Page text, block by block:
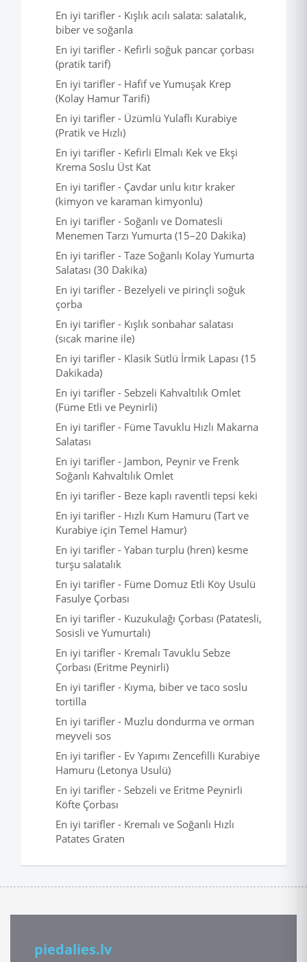
En iyi tarifler - Kışlık acılı salata: salatalık,
biber ve soğanla
En iyi tarifler - Kefirli soğuk pancar çorbası
(pratik tarif)
En iyi tarifler - Hafif ve Yumuşak Krep
(Kolay Hamur Tarifi)
En iyi tarifler - Üzümlü Yulaflı Kurabiye
(Pratik ve Hızlı)
En iyi tarifler - Kefirli Elmalı Kek ve Ekşi
Krema Soslu Üst Kat
En iyi tarifler - Çavdar unlu kıtır kraker
(kimyon ve karaman kimyonlu)
En iyi tarifler - Soğanlı ve Domatesli
Menemen Tarzı Yumurta (15–20 Dakika)
En iyi tarifler - Taze Soğanlı Kolay Yumurta
Salatası (30 Dakika)
En iyi tarifler - Bezelyeli ve pirinçli soğuk
çorba
En iyi tarifler - Kışlık sonbahar salatası
(sıcak marine ile)
En iyi tarifler - Klasik Sütlü İrmik Lapası (15
Dakikada)
En iyi tarifler - Sebzeli Kahvaltılık Omlet
(Füme Etli ve Peynirli)
En iyi tarifler - Füme Tavuklu Hızlı Makarna
Salatası
En iyi tarifler - Jambon, Peynir ve Frenk
Soğanlı Kahvaltılık Omlet
En iyi tarifler - Beze kaplı raventli tepsi keki
En iyi tarifler - Hızlı Kum Hamuru (Tart ve
Kurabiye için Temel Hamur)
En iyi tarifler - Yaban turplu (hren) kesme
turşu salatalık
En iyi tarifler - Füme Domuz Etli Köy Usulü
Fasulye Çorbası
En iyi tarifler - Kuzukulağı Çorbası (Patatesli,
Sosisli ve Yumurtalı)
En iyi tarifler - Kremalı Tavuklu Sebze
Çorbası (Eritme Peynirli)
En iyi tarifler - Kıyma, biber ve taco soslu
tortilla
En iyi tarifler - Muzlu dondurma ve orman
meyveli sos
En iyi tarifler - Ev Yapımı Zencefilli Kurabiye
Hamuru (Letonya Usulü)
En iyi tarifler - Sebzeli ve Eritme Peynirli
Köfte Çorbası
En iyi tarifler - Kremalı ve Soğanlı Hızlı
Patates Graten
piedalies.lv